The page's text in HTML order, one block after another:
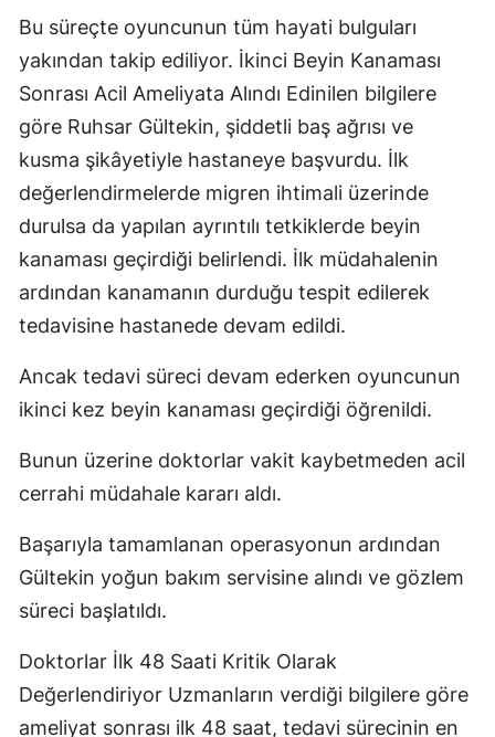
Bu süreçte oyuncunun tüm hayati bulguları
yakından takip ediliyor. İkinci Beyin Kanaması
Sonrası Acil Ameliyata Alındı Edinilen bilgilere
göre Ruhsar Gültekin, şiddetli baş ağrısı ve
kusma şikâyetiyle hastaneye başvurdu. İlk
değerlendirmelerde migren ihtimali üzerinde
durulsa da yapılan ayrıntılı tetkiklerde beyin
kanaması geçirdiği belirlendi. İlk müdahalenin
ardından kanamanın durduğu tespit edilerek
tedavisine hastanede devam edildi.
Ancak tedavi süreci devam ederken oyuncunun
ikinci kez beyin kanaması geçirdiği öğrenildi.
Bunun üzerine doktorlar vakit kaybetmeden acil
cerrahi müdahale kararı aldı.
Başarıyla tamamlanan operasyonun ardından
Gültekin yoğun bakım servisine alındı ve gözlem
süreci başlatıldı.
Doktorlar İlk 48 Saati Kritik Olarak
Değerlendiriyor Uzmanların verdiği bilgilere göre
ameliyat sonrası ilk 48 saat, tedavi sürecinin en